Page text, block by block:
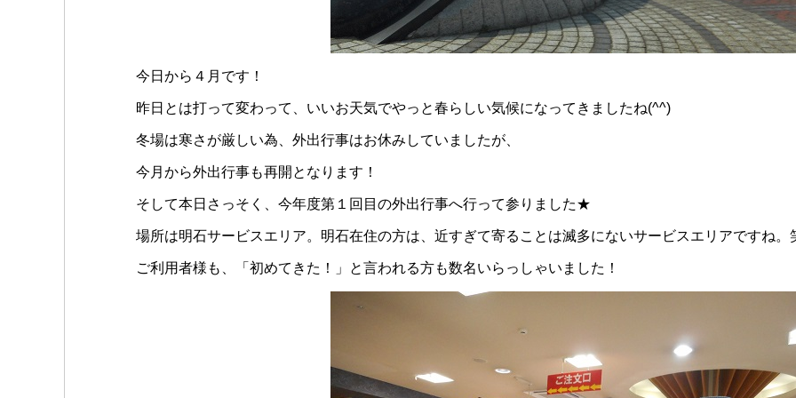
今日から４月です！
昨日とは打って変わって、いいお天気でやっと春らしい気候になってきましたね(^^)
冬場は寒さが厳しい為、外出行事はお休みしていましたが、
今月から外出行事も再開となります！
そして本日さっそく、今年度第１回目の外出行事へ行って参りました★
場所は明石サービスエリア。明石在住の方は、近すぎて寄ることは滅多にないサービスエリアですね。
ご利用者様も、「初めてきた！」と言われる方も数名いらっしゃいました！